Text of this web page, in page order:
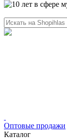
Оптовые продажи
Каталог